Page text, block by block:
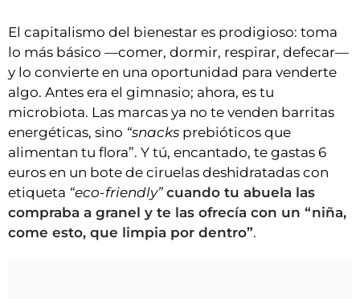
El capitalismo del bienestar es prodigioso: toma
lo más básico —comer, dormir, respirar, defecar—
y lo convierte en una oportunidad para venderte
algo. Antes era el gimnasio; ahora, es tu
microbiota. Las marcas ya no te venden barritas
energéticas, sino “snacks prebióticos que
alimentan tu flora”. Y tú, encantado, te gastas 6
euros en un bote de ciruelas deshidratadas con
etiqueta “eco-friendly” cuando tu abuela las
compraba a granel y te las ofrecía con un “niña,
come esto, que limpia por dentro”.